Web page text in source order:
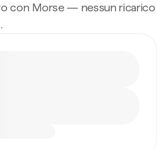
con Morse — nessun ricarico